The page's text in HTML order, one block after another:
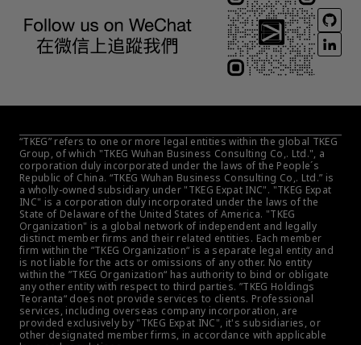
“TKEG” refers to one or more legal entities within the global TKEG
Group, of which "TKEG Wuhan Business Consulting Co,. Ltd.", a
corporation duly incorporated under the laws of the People´s
Republic of China. “TKEG Wuhan Business Consulting Co,. Ltd.” is
a wholly-owned subsidiary under "TKEG Expat INC". "TKEG Expat
INC" is a corporation duly incorporated under the laws of the
State of Delaware of the United States of America. "TKEG
Organization" is a global network of independent and legally
distinct member firms and their related entities. Each member
firm within the ”TKEG Organization“ is a separate legal entity and
is not liable for the acts or omissions of any other. No entity
within the ”TKEG Organization“ has authority to bind or obligate
any other entity with respect to third parties. ”TKEG Holdings
Teoranta“ does not provide services to clients. Professional
services, including overseas company incorporation, are
provided exclusively by "TKEG Expat INC", it's subsidiaries, or
other designated member firms, in accordance with applicable